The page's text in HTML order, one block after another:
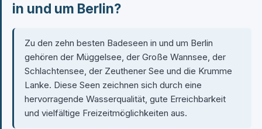
in und um Berlin?
Zu den zehn besten Badeseen in und um Berlin
gehören der Müggelsee, der Große Wannsee, der
Schlachtensee, der Zeuthener See und die Krumme
Lanke. Diese Seen zeichnen sich durch eine
hervorragende Wasserqualität, gute Erreichbarkeit
und vielfältige Freizeitmöglichkeiten aus.